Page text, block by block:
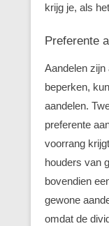
krijg je, als
Preferente
Aandelen zijn
beperken,
aandelen.
preferente
voorrang
houders van
bovendien
gewone
omdat de